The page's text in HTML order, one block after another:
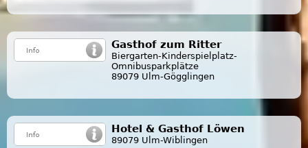
Gasthof zum Ritter
Biergarten-Kinderspielplatz-
Omnibusparkplätze
89079 Ulm-Gögglingen
Hotel & Gasthof Löwen
89079 Ulm-Wiblingen